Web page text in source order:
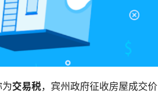
交易税，宾州政府征收房屋成交价